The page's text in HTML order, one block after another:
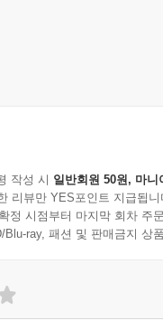
작성 시 일반회원 50원, 마니
리뷰만 YES포인트 지급됩니
정 시점부터 마지막 회차 주
Blu-ray, 패션 및 판매금지 상